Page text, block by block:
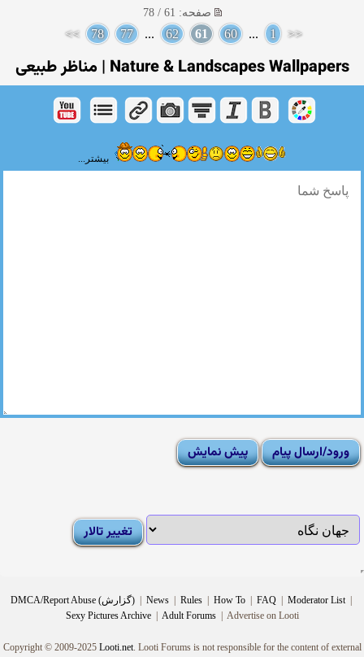
صفحه: 61 / 78
<<
1
...
60
61
62
...
77
78
>>
Nature & Landscapes Wallpapers | مناظر طبیعی
بیشتر...
DMCA/Report Abuse (گزارش) | News | Rules | How To | FAQ | Moderator List |
Sexy Pictures Archive | Adult Forums |Advertise on Looti
Copyright © 2009-2025 Looti.net. Looti Forums is not responsible for the content of external